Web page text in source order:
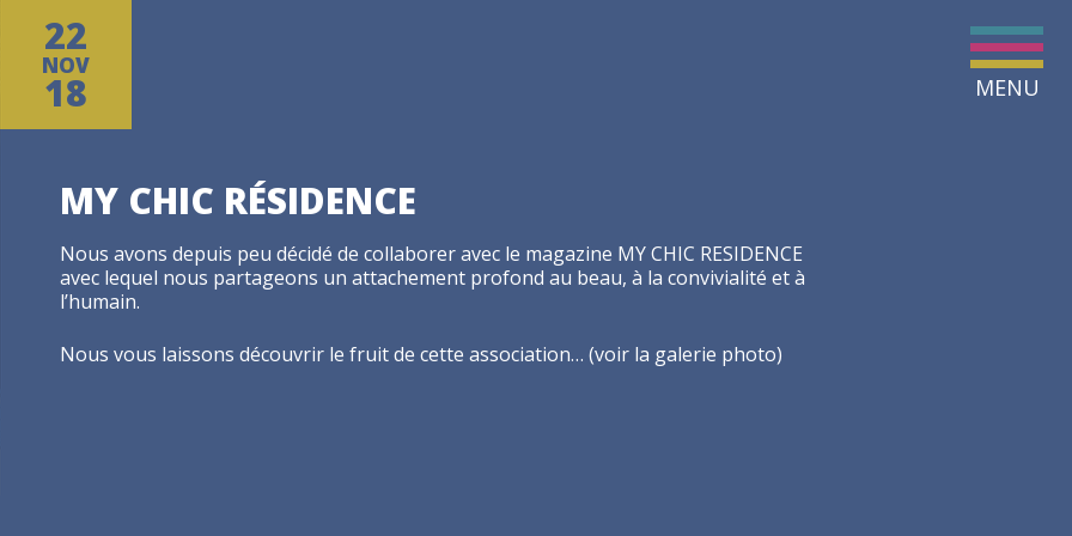
MENU
22
NOV
18
MY CHIC RÉSIDENCE
Nous avons depuis peu décidé de collaborer avec le magazine MY CHIC RESIDENCE
avec lequel nous partageons un attachement profond au beau, à la convivialité et à
l’humain.
Nous vous laissons découvrir le fruit de cette association… (voir la galerie photo)